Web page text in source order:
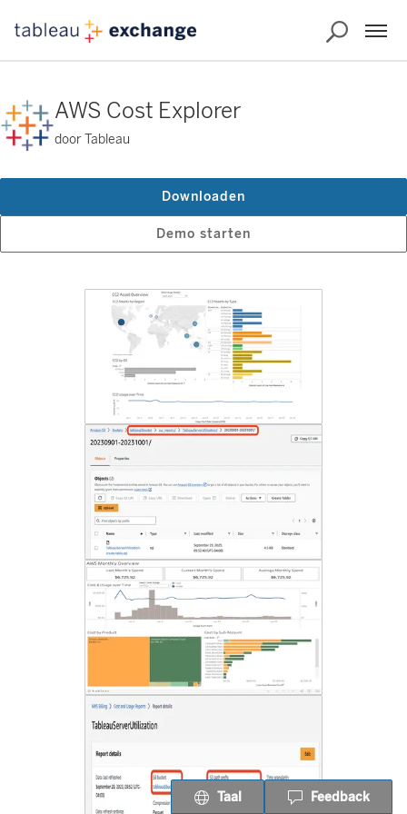
AWS Cost Explorer
door Tableau
Demo starten
Downloaden
Taal Feedback